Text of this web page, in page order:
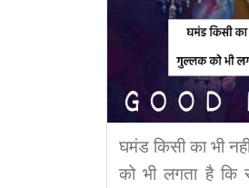
घमंड किसी का भी
को भी लगता है